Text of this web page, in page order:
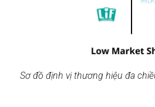
Sơ đồ định vị thương hiệu đa